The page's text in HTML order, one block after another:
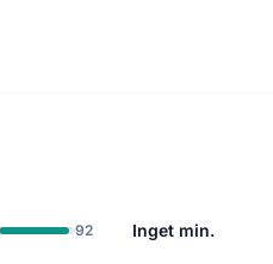
92 Inget min.